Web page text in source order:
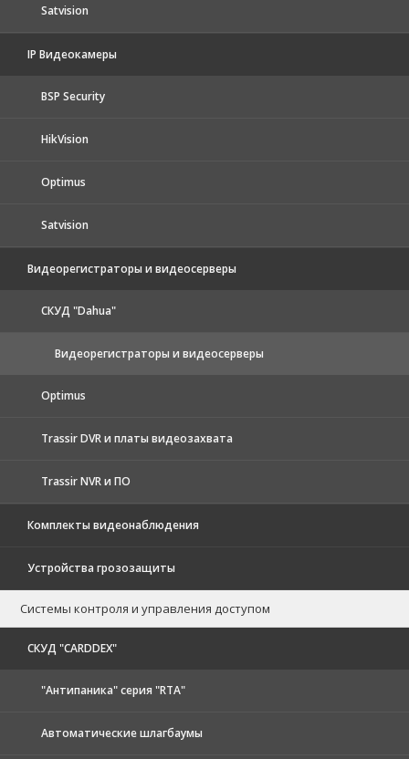
Satvision
IP Видеокамеры
BSP Security
HikVision
Optimus
Satvision
Видеорегистраторы и видеосерверы
CКУД "Dahua"
Видеорегистраторы и видеосерверы
Optimus
Trassir DVR и платы видеозахвата
Trassir NVR и ПО
Комплекты видеонаблюдения
Устройства грозозащиты
Системы контроля и управления доступом
CКУД "CARDDEX"
"Антипаника" серия "RTA"
Автоматические шлагбаумы